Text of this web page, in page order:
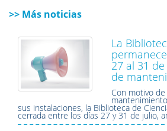
>> Más noticias
La
27 al 31
de
Con motivo
sus instalaciones, la Biblioteca de
cerrada entre los días 27 y 31 de julio,